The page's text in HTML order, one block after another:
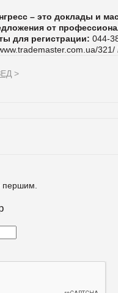
– это доклады и
от
для регистрации: 044-
321/
>
першим.